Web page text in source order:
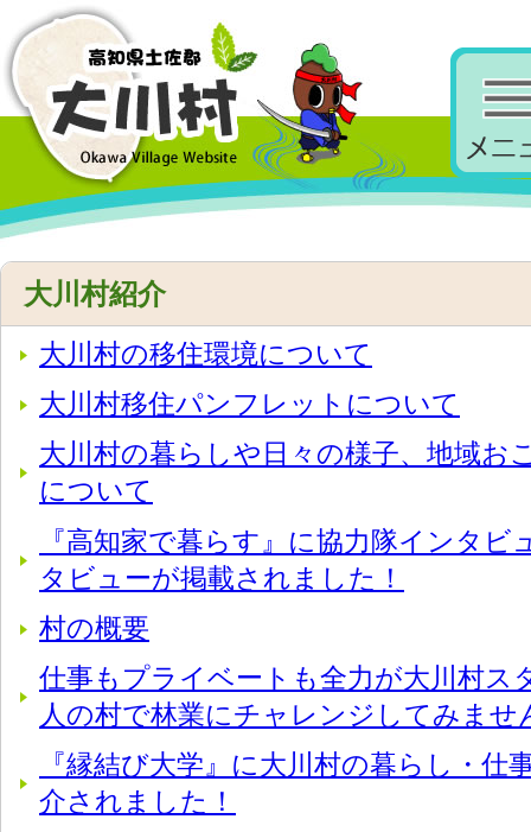
大川村紹介
大川村の移住環境について
大川村移住パンフレットについて
大川村の暮らしや日々の様子、地域お
について
『高知家で暮らす』に協力隊インタビ
タビューが掲載されました！
村の概要
仕事もプライベートも全力が大川村ス
人の村で林業にチャレンジしてみませ
『縁結び大学』に大川村の暮らし・仕
介されました！